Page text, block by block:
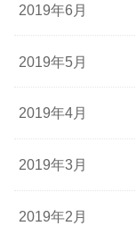
2019年6月
2019年5月
2019年4月
2019年3月
2019年2月